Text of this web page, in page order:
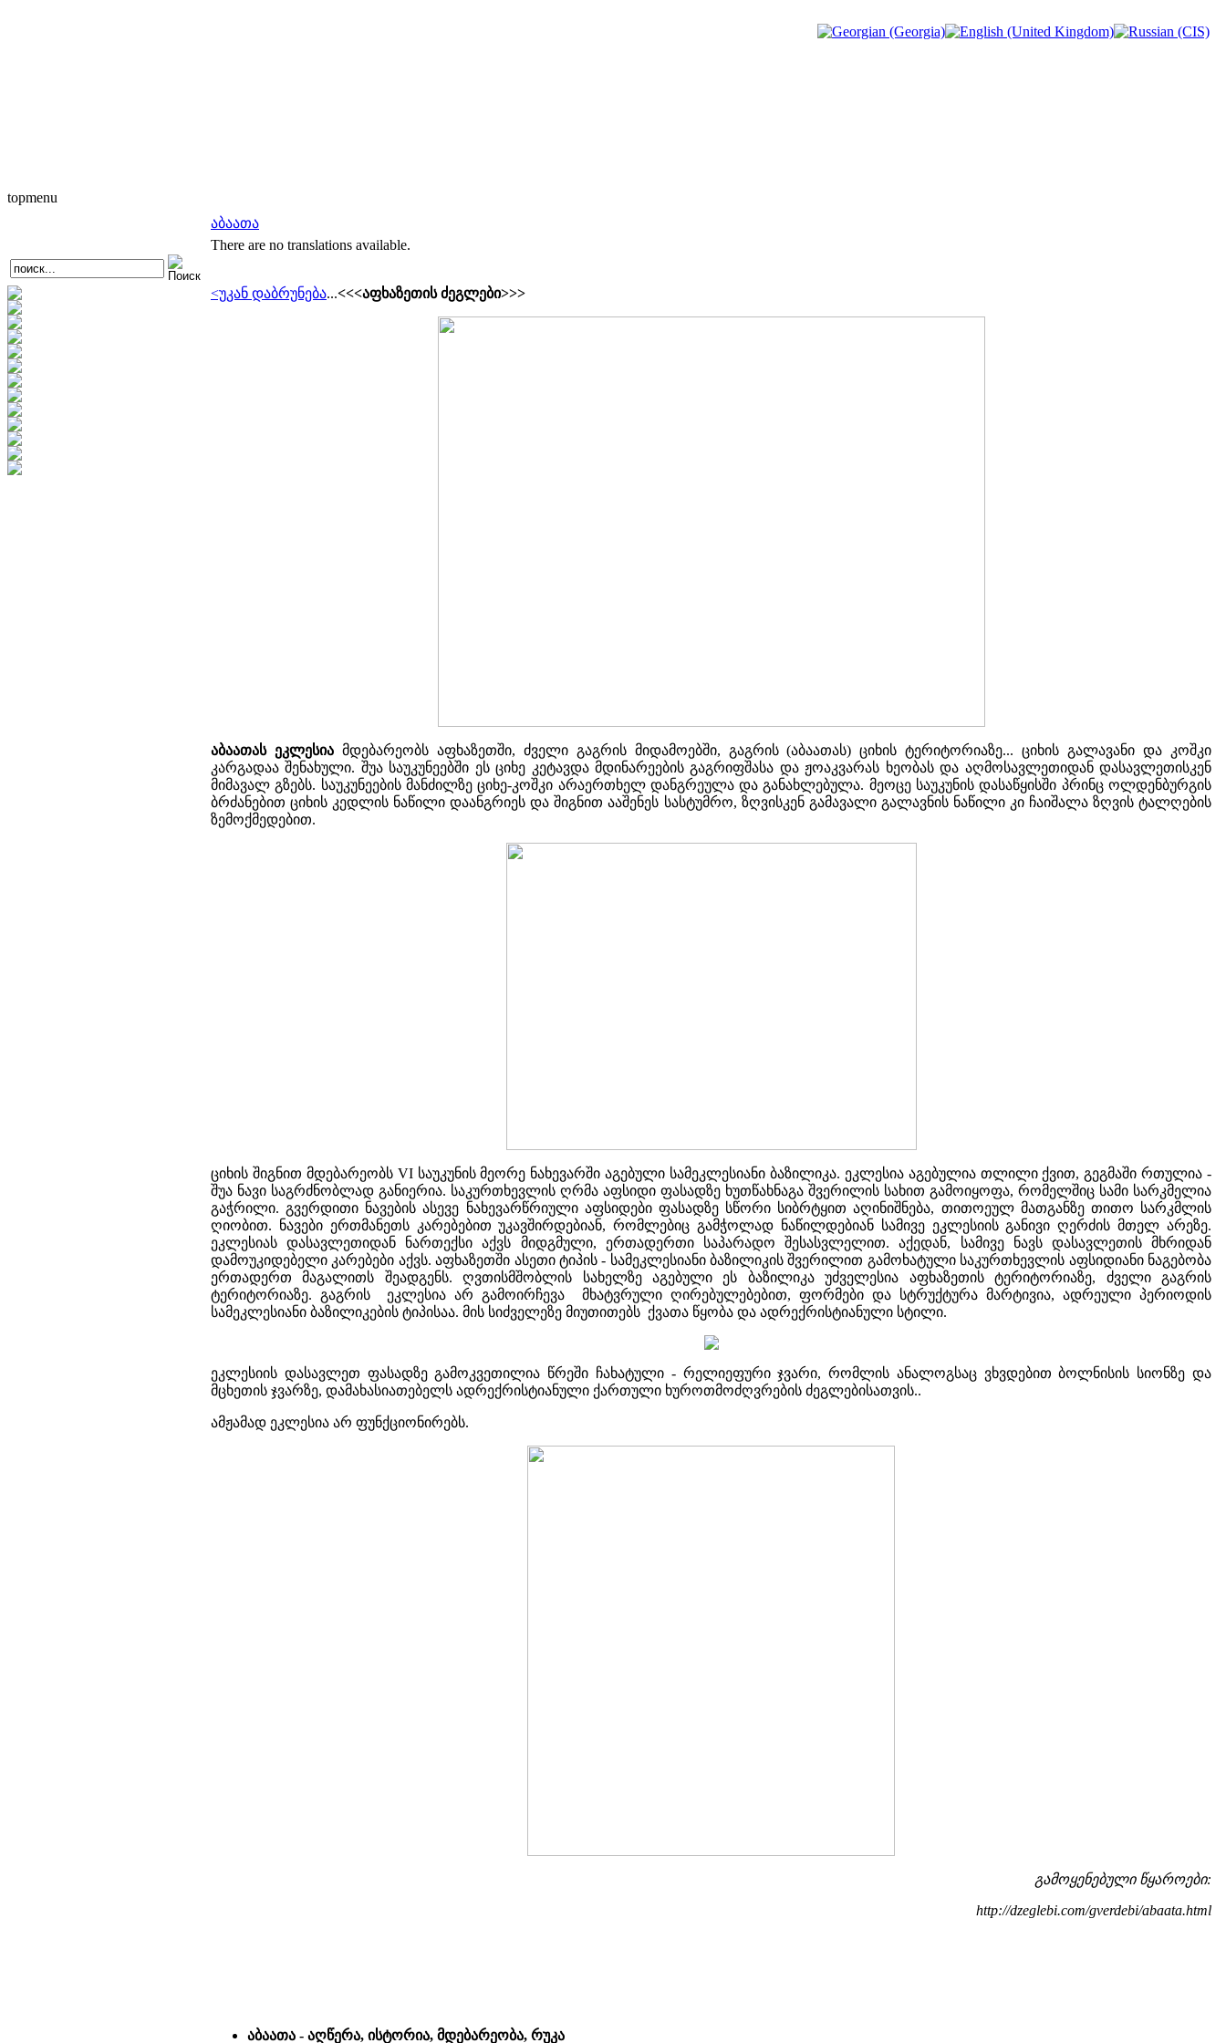
topmenu
აბაათა
There are no translations available.
<უკან დაბრუნება...<<<აფხაზეთის ძეგლები>>>
აბაათას ეკლესიამდებარეობს აფხაზეთში, ძველი გაგრის მიდამოებში, გაგრის (აბაათას) ციხის ტერიტორიაზე... ციხის გალავანი და კოშკი
კარგადაა შენახული. შუა საუკუნეებში ეს ციხე კეტავდა მდინარეების გაგრიფშასა და ჟოაკვარას ხეობას და აღმოსავლეთიდან დასავლეთისკენ
მიმავალ გზებს. საუკუნეების მანძილზე ციხე-კოშკი არაერთხელ დანგრეულა და განახლებულა. მეოცე საუკუნის დასაწყისში პრინც ოლდენბურგის
ბრძანებით ციხის კედლის ნაწილი დაანგრიეს და შიგნით ააშენეს სასტუმრო, ზღვისკენ გამავალი გალავნის ნაწილი კი ჩაიშალა ზღვის ტალღების
ზემოქმედებით.
ციხის შიგნით მდებარეობს VI საუკუნის მეორე ნახევარში აგებული სამეკლესიანი ბაზილიკა. ეკლესია აგებულია თლილი ქვით, გეგმაში რთულია -
შუა ნავი საგრძნობლად განიერია. საკურთხევლის ღრმა აფსიდი ფასადზე ხუთწახნაგა შვერილის სახით გამოიყოფა, რომელშიც სამი სარკმელია
გაჭრილი. გვერდითი ნავების ასევე ნახევარწრიული აფსიდები ფასადზე სწორი სიბრტყით აღინიშნება, თითოეულ მათგანზე თითო სარკმლის
ღიობით. ნავები ერთმანეთს კარებებით უკავშირდებიან, რომლებიც გამჭოლად ნაწილდებიან სამივე ეკლესიის განივი ღერძის მთელ არეზე.
ეკლესიას დასავლეთიდან ნართექსი აქვს მიდგმული, ერთადერთი საპარადო შესასვლელით. აქედან, სამივე ნავს დასავლეთის მხრიდან
დამოუკიდებელი კარებები აქვს. აფხაზეთში ასეთი ტიპის - სამეკლესიანი ბაზილიკის შვერილით გამოხატული საკურთხევლის აფსიდიანი ნაგებობა
ერთადერთ მაგალითს შეადგენს. ღვთისმშობლის სახელზე აგებული ეს ბაზილიკა უძველესია აფხაზეთის ტერიტორიაზე, ძველი გაგრის
ტერიტორიაზე. გაგრის ეკლესია არ გამოირჩევა მხატვრული ღირებულებებით, ფორმები და სტრუქტურა მარტივია, ადრეული პერიოდის
სამეკლესიანი ბაზილიკების ტიპისაა. მის სიძველეზე მიუთითებს ქვათა წყობა და ადრექრისტიანული სტილი.
ეკლესიის დასავლეთ ფასადზე გამოკვეთილია წრეში ჩახატული - რელიეფური ჯვარი, რომლის ანალოგსაც ვხვდებით ბოლნისის სიონზე და
მცხეთის ჯვარზე, დამახასიათებელს ადრექრისტიანული ქართული ხუროთმოძღვრების ძეგლებისათვის..
ამჟამად ეკლესია არ ფუნქციონირებს.
გამოყენებული წყაროები:
http://dzeglebi.com/gverdebi/abaata.html
აბაათა - აღწერა, ისტორია, მდებარეობა, რუკა